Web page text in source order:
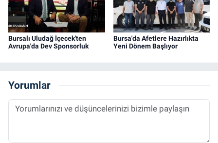
Bursalı Uludağ İçecek'ten
Avrupa'da Dev Sponsorluk
Bursa'da Afetlere Hazırlıkta
Yeni Dönem Başlıyor
Yorumlar